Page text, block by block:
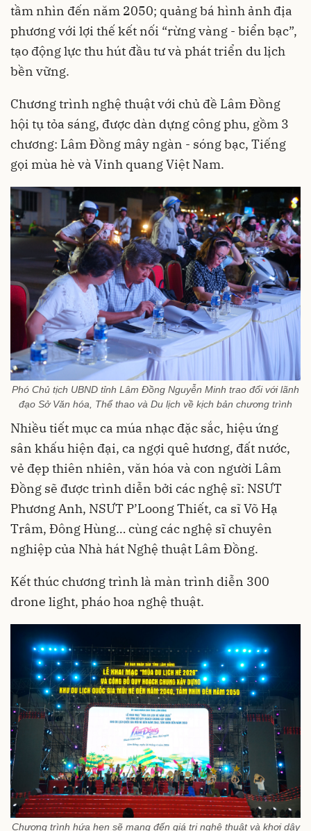
tầm nhìn đến năm 2050; quảng bá hình ảnh địa
phương với lợi thế kết nối “rừng vàng - biển bạc”,
tạo động lực thu hút đầu tư và phát triển du lịch
bền vững.
Chương trình nghệ thuật với chủ đề Lâm Đồng
hội tụ tỏa sáng, được dàn dựng công phu, gồm 3
chương: Lâm Đồng mây ngàn - sóng bạc, Tiếng
gọi mùa hè và Vinh quang Việt Nam.
Phó Chủ tịch UBND tỉnh Lâm Đồng Nguyễn Minh trao đổi với lãnh
đạo Sở Văn hóa, Thể thao và Du lịch về kịch bản chương trình
Nhiều tiết mục ca múa nhạc đặc sắc, hiệu ứng
sân khấu hiện đại, ca ngợi quê hương, đất nước,
vẻ đẹp thiên nhiên, văn hóa và con người Lâm
Đồng sẽ được trình diễn bởi các nghệ sĩ: NSƯT
Phương Anh, NSƯT P’Loong Thiết, ca sĩ Võ Hạ
Trâm, Đông Hùng… cùng các nghệ sĩ chuyên
nghiệp của Nhà hát Nghệ thuật Lâm Đồng.
Kết thúc chương trình là màn trình diễn 300
drone light, pháo hoa nghệ thuật.
Chương trình hứa hẹn sẽ mang đến giá trị nghệ thuật và khơi dậy